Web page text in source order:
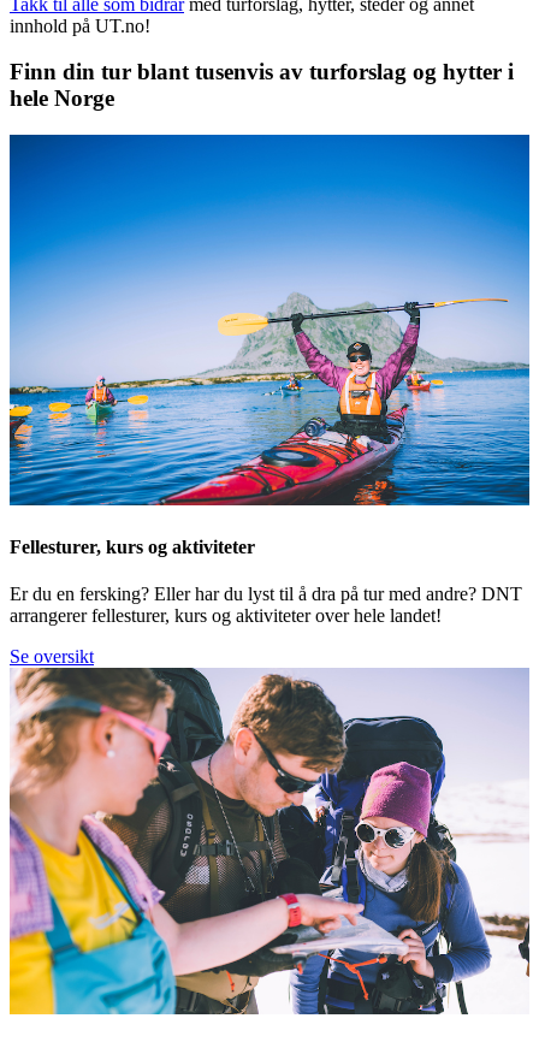
innhold på UT.no!
Finn din tur blant tusenvis av turforslag og hytter i
hele Norge
Fellesturer, kurs og aktiviteter
Er du en fersking? Eller har du lyst til å dra på tur med andre? DNT
arrangerer fellesturer, kurs og aktiviteter over hele landet!
Se oversikt